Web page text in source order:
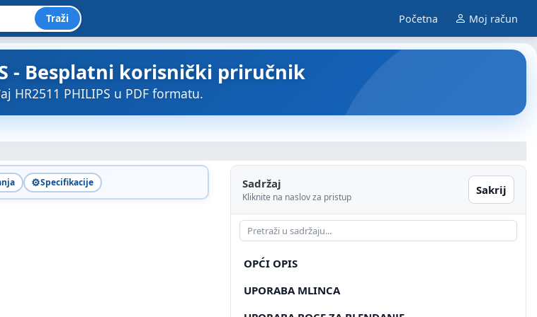
Traži Početna Moj račun
- Besplatni korisnički priručnik
HR2511 PHILIPS u PDF formatu.
⚙️Specifikacije Sadržaj
Kliknite na naslov za pristup
Sakrij
OPĆI OPIS
UPORABA MLINCA